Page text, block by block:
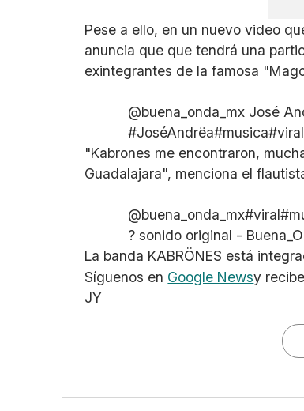
Pese a ello, en un nuevo video
anuncia que que tendrá una
exintegrantes de la famosa
@buena_onda_mxJosé
#JoséAndrëa#musica#viral
"Kabrones me encontraron,
Guadalajara", menciona el
@buena_onda_mx#viral
? sonido original -
La banda KABRÖNES está
Síguenos en Google Newsy
JY